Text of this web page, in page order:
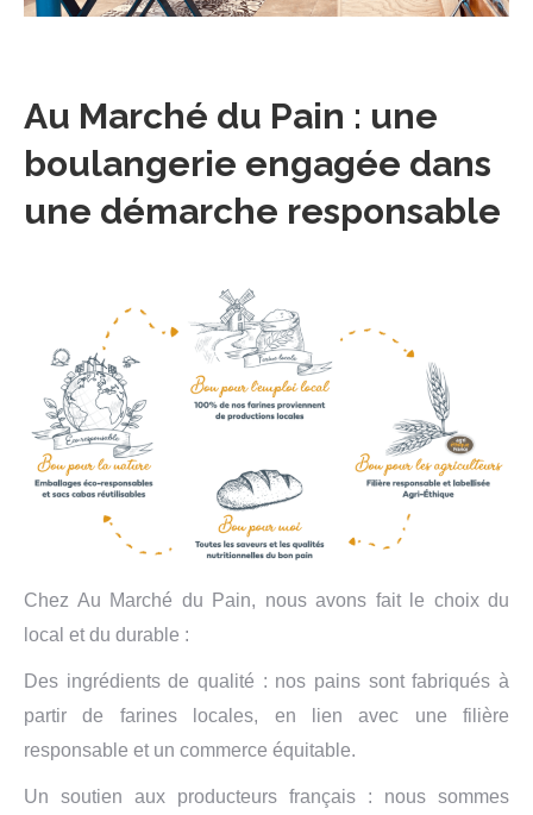
Au Marché du Pain : une
boulangerie engagée dans
une démarche responsable
Chez Au Marché du Pain, nous avons fait le choix du
local et du durable :
Des ingrédients de qualité : nos pains sont fabriqués à
partir de farines locales, en lien avec une filière
responsable et un commerce équitable.
Un soutien aux producteurs français : nous sommes